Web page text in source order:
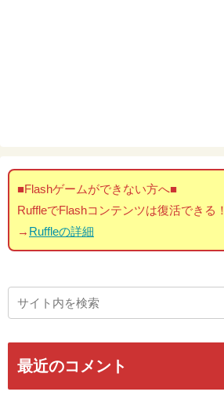
■Flashゲームができない方へ■
RuffleでFlashコンテンツは復活できる！
→ Ruffleの詳細
最近のコメント